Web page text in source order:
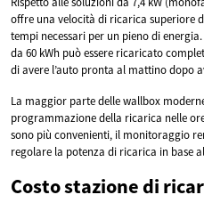
offre una velocità di ricarica superiore
tempi necessari per un pieno di
da 60 kWh può essere ricaricato
di avere l’auto pronta al mattino dopo
La maggior parte delle wallbox
programmazione della ricarica nelle
sono più convenienti, il monitoraggio
regolare la potenza di ricarica in base
Costo stazione di